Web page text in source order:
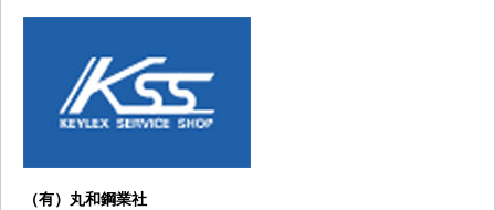
（有）丸和鋼業社